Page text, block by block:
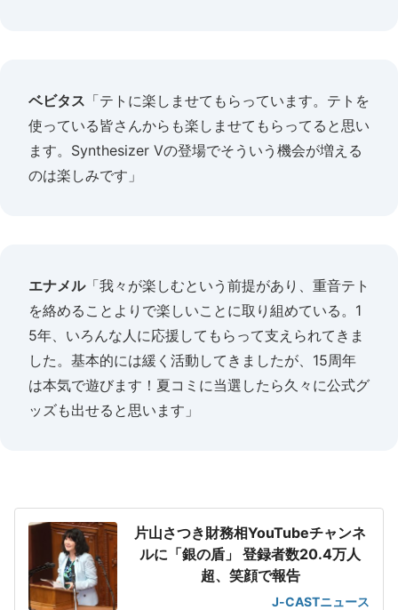
ベビタス 「テトに楽しませてもらっています。テトを
使っている皆さんからも楽しませてもらってると思い
ます。Synthesizer Vの登場でそういう機会が増える
のは楽しみです」
エナメル「我々が楽しむという前提があり、重音テト
を絡めることよりで楽しいことに取り組めている。1
5年、いろんな人に応援してもらって支えられてきま
した。基本的には緩く活動してきましたが、15周年
は本気で遊びます！夏コミに当選したら久々に公式グ
ッズも出せると思います」
片山さつき財務相YouTubeチャンネ
ルに「銀の盾」 登録者数20.4万人
超、笑顔で報告
J-CASTニュース